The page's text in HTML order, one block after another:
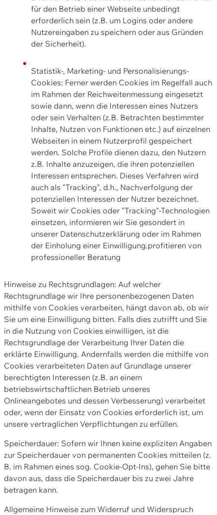
für den Betrieb einer Webseite unbedingt
erforderlich sein (z.B. um Logins oder andere
Nutzereingaben zu speichern oder aus Gründen
der Sicherheit).
Statistik-, Marketing- und Personalisierungs-
Cookies: Ferner werden Cookies im Regelfall auch
im Rahmen der Reichweitenmessung eingesetzt
sowie dann, wenn die Interessen eines Nutzers
oder sein Verhalten (z.B. Betrachten bestimmter
Inhalte, Nutzen von Funktionen etc.) auf einzelnen
Webseiten in einem Nutzerprofil gespeichert
werden. Solche Profile dienen dazu, den Nutzern
z.B. Inhalte anzuzeigen, die ihren potenziellen
Interessen entsprechen. Dieses Verfahren wird
auch als "Tracking", d.h., Nachverfolgung der
potenziellen Interessen der Nutzer bezeichnet.
Soweit wir Cookies oder "Tracking"-Technologien
einsetzen, informieren wir Sie gesondert in
unserer Datenschutzerklärung oder im Rahmen
der Einholung einer Einwilligung.profitieren von
professioneller Beratung
Hinweise zu Rechtsgrundlagen: Auf welcher
Rechtsgrundlage wir Ihre personenbezogenen Daten
mithilfe von Cookies verarbeiten, hängt davon ab, ob wir
Sie um eine Einwilligung bitten. Falls dies zutrifft und Sie
in die Nutzung von Cookies einwilligen, ist die
Rechtsgrundlage der Verarbeitung Ihrer Daten die
erklärte Einwilligung. Andernfalls werden die mithilfe von
Cookies verarbeiteten Daten auf Grundlage unserer
berechtigten Interessen (z.B. an einem
betriebswirtschaftlichen Betrieb unseres
Onlineangebotes und dessen Verbesserung) verarbeitet
oder, wenn der Einsatz von Cookies erforderlich ist, um
unsere vertraglichen Verpflichtungen zu erfüllen.
Speicherdauer: Sofern wir Ihnen keine expliziten Angaben
zur Speicherdauer von permanenten Cookies mitteilen (z.
B. im Rahmen eines sog. Cookie-Opt-Ins), gehen Sie bitte
davon aus, dass die Speicherdauer bis zu zwei Jahre
betragen kann.
Allgemeine Hinweise zum Widerruf und Widerspruch